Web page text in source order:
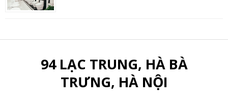
94 LẠC TRUNG, HÀ BÀ
TRƯNG, HÀ NỘI